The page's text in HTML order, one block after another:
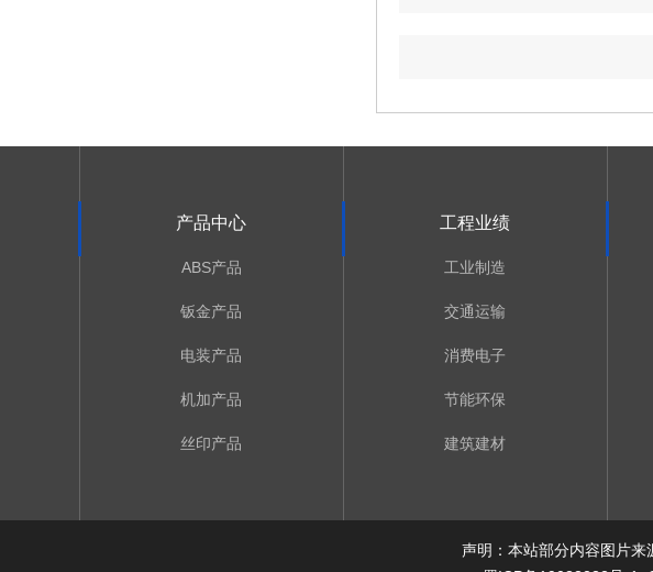
产品中心
ABS产品
钣金产品
电装产品
机加产品
丝印产品
工程业绩
工业制造
交通运输
消费电子
节能环保
建筑建材
声明：本站部分内容图片来